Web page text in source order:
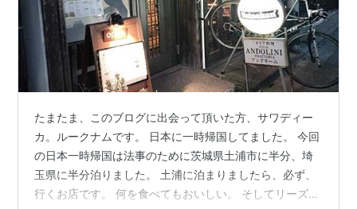
たまたま、このブログに出会って頂いた方、サワディー
カ。ルークナムです。 日本に一時帰国してました。 今回
の日本一時帰国は法事のために茨城県土浦市に半分、埼
玉県に半分泊りました。 土浦に泊まりましたら、必ず、
行くお店です。 何を食べてもおいしい。 そしてリーズナ